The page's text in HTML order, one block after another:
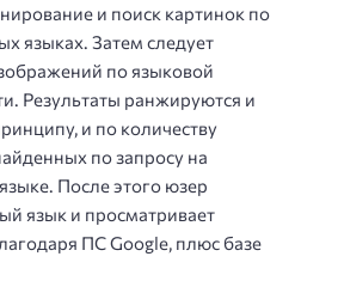
и поиск картинок по
языках. Затем следует
по языковой
Результаты ранжируются и
и по количеству
по запросу на
После этого юзер
язык и просматривает
ПС Google, плюс базе